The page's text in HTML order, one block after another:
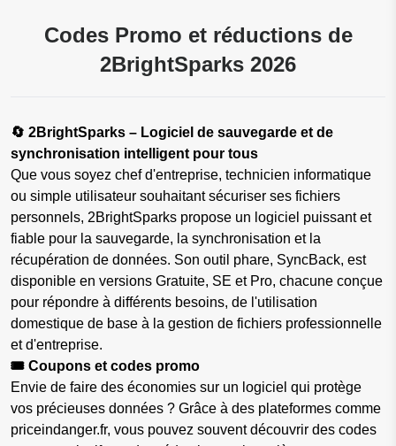
Codes Promo et réductions de
2BrightSparks 2026
🔄 2BrightSparks – Logiciel de sauvegarde et de
synchronisation intelligent pour tous
Que vous soyez chef d'entreprise, technicien informatique
ou simple utilisateur souhaitant sécuriser ses fichiers
personnels, 2BrightSparks propose un logiciel puissant et
fiable pour la sauvegarde, la synchronisation et la
récupération de données. Son outil phare, SyncBack, est
disponible en versions Gratuite, SE et Pro, chacune conçue
pour répondre à différents besoins, de l'utilisation
domestique de base à la gestion de fichiers professionnelle
et d'entreprise.
🎟️ Coupons et codes promo
Envie de faire des économies sur un logiciel qui protège
vos précieuses données ? Grâce à des plateformes comme
priceindanger.fr, vous pouvez souvent découvrir des codes